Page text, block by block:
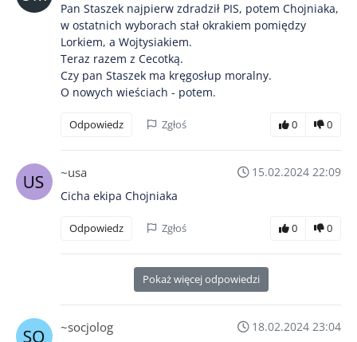
Pan Staszek najpierw zdradził PIS, potem Chojniaka,
w ostatnich wyborach stał okrakiem pomiędzy
Lorkiem, a Wojtysiakiem.
Teraz razem z Cecotką.
Czy pan Staszek ma kręgosłup moralny.
O nowych wieściach - potem.
Odpowiedz Zgłoś 0 0
~usa
15.02.2024 22:09
Cicha ekipa Chojniaka
Odpowiedz Zgłoś 0 0
Pokaż więcej odpowiedzi
~socjolog
18.02.2024 23:04